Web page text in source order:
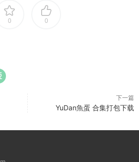
0 0
下一篇
YuDan魚蛋 合集打包下载